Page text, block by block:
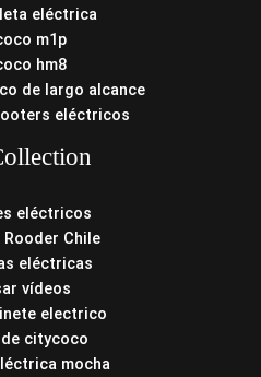
eléctrica
m1p
hm8
de largo alcance
eléctricos
eléctricos
Chile
eléctricas
vídeos
electrico
citycoco
mocha